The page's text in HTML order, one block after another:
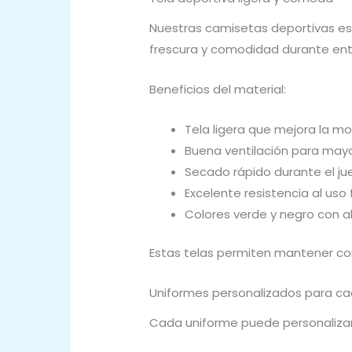
Nuestras camisetas deportivas
frescura y comodidad durante
Beneficios del material:
Tela ligera que mejora la
Buena ventilación para
Secado rápido durante el
Excelente resistencia al
Colores verde y negro con
Estas telas permiten mantener
Uniformes personalizados para
Cada uniforme puede